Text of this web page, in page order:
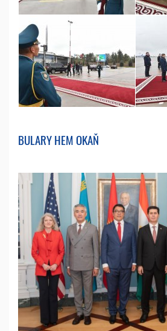
BULARY HEM OKAŇ